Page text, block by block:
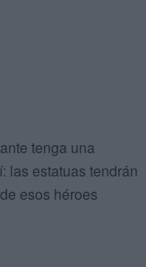
tenga una
las estatuas tendrán
esos héroes